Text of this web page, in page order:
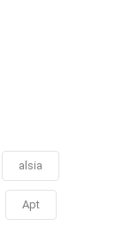
alsia
Apt